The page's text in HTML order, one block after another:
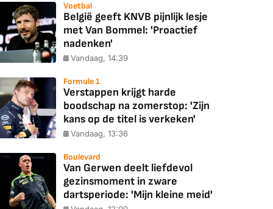
Voetbal
België geeft KNVB pijnlijk lesje
met Van Bommel: 'Proactief
nadenken'
Vandaag, 14:39
Formule 1
Verstappen krijgt harde
boodschap na zomerstop: 'Zijn
kans op de titel is verkeken'
Vandaag, 13:36
Boulevard
Van Gerwen deelt liefdevol
gezinsmoment in zware
dartsperiode: 'Mijn kleine meid'